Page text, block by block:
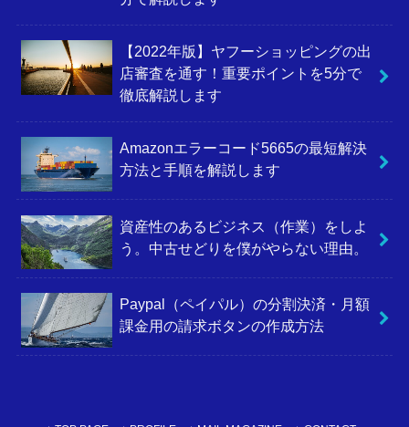
【2022年版】ヤフーショッピングの出
店審査を通す！重要ポイントを5分で
徹底解説します
Amazonエラーコード5665の最短解決
方法と手順を解説します
資産性のあるビジネス（作業）をしよ
う。中古せどりを僕がやらない理由。
Paypal（ペイパル）の分割決済・月額
課金用の請求ボタンの作成方法